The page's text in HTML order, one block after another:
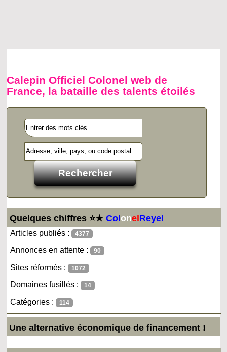
Calepin Officiel Colonel web de
France, la bataille des talents étoilés
Quelques chiffres ⭐★ColonelReyel
Articles publiés : 4377
Annonces en attente : 90
Sites réformés : 1072
Domaines fusillés : 14
Catégories : 114
Une alternative économique de financement !